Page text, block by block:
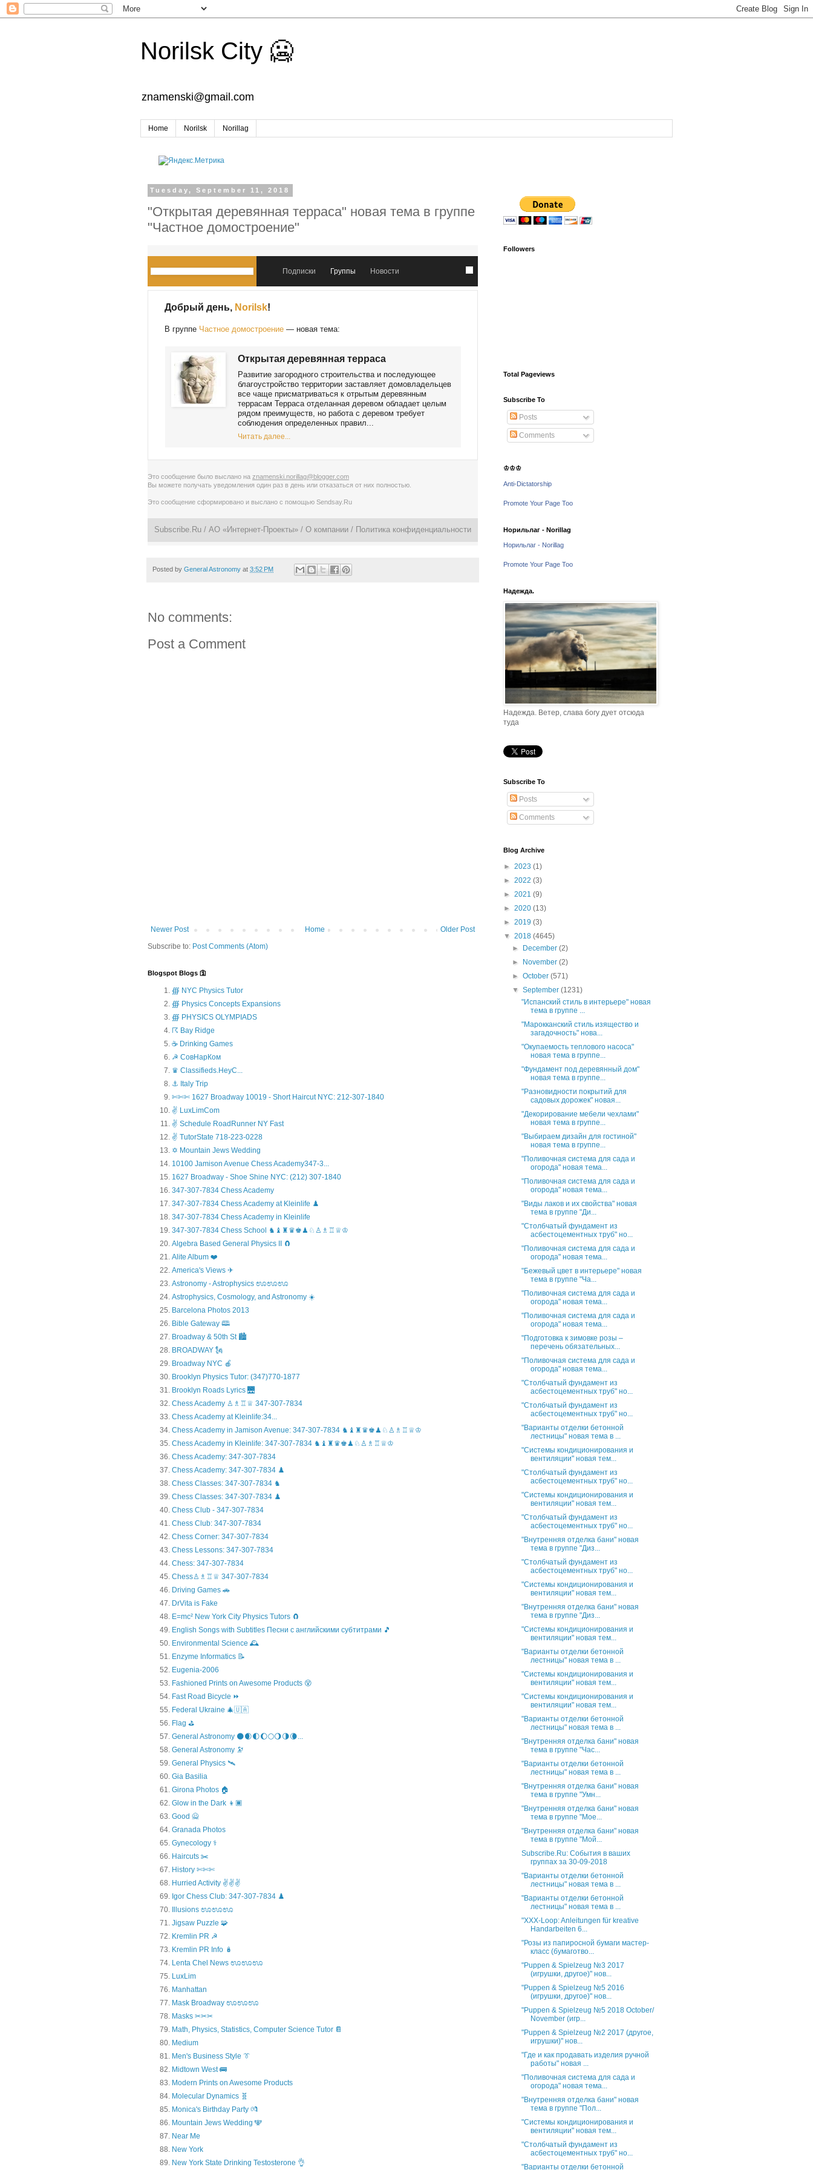
Norilsk City 🥶
znamenski@gmail.com
Home Norilsk Norillag
Tuesday, September 11, 2018
"Открытая деревянная терраса" новая тема в группе
"Частное домостроение"
Подписки Группы Новости
Добрый день, Norilsk!
В группе Частное домостроение — новая тема:
Открытая деревянная терраса
Развитие загородного строительства и последующее
благоустройство территории заставляет домовладельцев
все чаще присматриваться к отрытым деревянным
террасам Терраса отделанная деревом обладает целым
рядом преимуществ, но работа с деревом требует
соблюдения определенных правил...
Читать далее...
Это сообщение было выслано на znamenski.norillag@blogger.com
Вы можете получать уведомления один раз в день или отказаться от них полностью
Это сообщение сформировано и выслано с помощью Sendsay.Ru
Subscribe.Ru / АО «Интернет-Проекты» / О компании / Политика конфиденциальности
Posted by General Astronomy at 3:52 PM
No comments:
Post a Comment
Newer Post Older Post
Home
Subscribe to: Post Comments (Atom)
Blogspot Blogs 🛐
∰ NYC Physics Tutor
∰ Physics Concepts Expansions
∰ PHYSICS OLYMPIADS
☈ Bay Ridge
☕ Drinking Games
☭ СовНарКом
♛ Classifieds.HeyC...
⚓ Italy Trip
✄✄✄ 1627 Broadway 10019 - Short Haircut NYC: 212-307-1840
✌ LuxLimCom
✌ Schedule RoadRunner NY Fast
✌ TutorState 718-223-0228
✡ Mountain Jews Wedding
10100 Jamison Avenue Chess Academy347-3...
1627 Broadway - Shoe Shine NYC: (212) 307-1840
347-307-7834 Chess Academy
347-307-7834 Chess Academy at Kleinlife ♟️
347-307-7834 Chess Academy in Kleinlife
347-307-7834 Chess School ♞♝♜♛♚♟♘♙♗♖♕♔
Algebra Based General Physics II 🧲
Alite Album ❤️
America's Views ✈
Astronomy - Astrophysics ಊಊಊ
Astrophysics, Cosmology, and Astronomy ☀️
Barcelona Photos 2013
Bible Gateway 🕮
Broadway & 50th St 🏙️
BROADWAY 🗽
Broadway NYC 🍎
Brooklyn Physics Tutor: (347)770-1877
Brooklyn Roads Lyrics 🌉
Chess Academy ♙♗♖♕ 347-307-7834
Chess Academy at Kleinlife:34...
Chess Academy in Jamison Avenue: 347-307-7834 ♞♝♜♛♚♟♘♙♗♖♕♔
Chess Academy in Kleinlife: 347-307-7834 ♞♝♜♛♚♟♘♙♗♖♕♔
Chess Academy: 347-307-7834
Chess Academy: 347-307-7834 ♟️
Chess Classes: 347-307-7834 ♞
Chess Classes: 347-307-7834 ♟️
Chess Club - 347-307-7834
Chess Club: 347-307-7834
Chess Corner: 347-307-7834
Chess Lessons: 347-307-7834
Chess: 347-307-7834
Chess♙♗♖♕ 347-307-7834
Driving Games 🚗
DrVita is Fake
E=mc² New York City Physics Tutors 🧲
English Songs with Subtitles Песни с английскими субтитрами 🎵
Environmental Science 🕰️
Enzyme Informatics 📝
Eugenia-2006
Fashioned Prints on Awesome Products 😵
Fast Road Bicycle ⏩
Federal Ukraine 🎄🇺🇦
Flag ⛳
General Astronomy 🌑🌒🌓🌔🌕🌖🌗🌘...
General Astronomy 🔭
General Physics 🛰
Gia Basilia
Girona Photos 🏠
Glow in the Dark 👦🏿
Good 🙅
Granada Photos
Gynecology ⚕️
Haircuts ✂️
History ✄✄✄
Hurried Activity ✌✌✌
Igor Chess Club: 347-307-7834 ♟️
Illusions ಊಊಊ
Jigsaw Puzzle 🧩
Kremlin PR ☭
Kremlin PR Info 🪆
Lenta Chel News ಊಊಊ
LuxLim
Manhattan
Mask Broadway ಊಊಊ
Masks ✂✂✂
Math, Physics, Statistics, Computer Science Tutor 📔
Medium
Men's Business Style 👔
Midtown West 🚌
Modern Prints on Awesome Products
Molecular Dynamics 🧬
Monica's Birthday Party 💏
Mountain Jews Wedding 🕎
Near Me
New York
New York State Drinking Testosterone 👌
Followers
Total Pageviews
Subscribe To
Posts
Comments
♔♔♔
Anti-Dictatorship
Promote Your Page Too
Норильлаг - Norillag
Норильлаг - Norillag
Promote Your Page Too
Надежда.
Надежда. Ветер, слава богу дует отсюда
туда
Subscribe To
Posts
Comments
Blog Archive
► 2023 (1)
► 2022 (3)
► 2021 (9)
► 2020 (13)
► 2019 (3)
▼ 2018 (4645)
►
December(2)
►
November(2)
►October(571)
▼September(1231)
"Испанский стиль в интерьере" новая
тема в группе ...
"Марокканский стиль изящество и
загадочность" нова...
"Окупаемость теплового насоса"
новая тема в группе...
"Фундамент под деревянный дом"
новая тема в группе...
"Разновидности покрытий для
садовых дорожек" новая...
"Декорирование мебели чехлами"
новая тема в группе...
"Выбираем дизайн для гостиной"
новая тема в группе...
"Поливочная система для сада и
огорода" новая тема...
"Поливочная система для сада и
огорода" новая тема...
"Виды лаков и их свойства" новая
тема в группе "Ди...
"Столбчатый фундамент из
асбестоцементных труб" но...
"Поливочная система для сада и
огорода" новая тема...
"Бежевый цвет в интерьере" новая
тема в группе "Ча...
"Поливочная система для сада и
огорода" новая тема...
"Поливочная система для сада и
огорода" новая тема...
"Подготовка к зимовке розы –
перечень обязательных...
"Поливочная система для сада и
огорода" новая тема...
"Столбчатый фундамент из
асбестоцементных труб" но...
"Столбчатый фундамент из
асбестоцементных труб" но...
"Варианты отделки бетонной
лестницы" новая тема в ...
"Системы кондиционирования и
вентиляции" новая тем...
"Столбчатый фундамент из
асбестоцементных труб" но...
"Системы кондиционирования и
вентиляции" новая тем...
"Столбчатый фундамент из
асбестоцементных труб" но...
"Внутренняя отделка бани" новая
тема в группе "Диз...
"Столбчатый фундамент из
асбестоцементных труб" но...
"Системы кондиционирования и
вентиляции" новая тем...
"Внутренняя отделка бани" новая
тема в группе "Диз...
"Системы кондиционирования и
вентиляции" новая тем...
"Варианты отделки бетонной
лестницы" новая тема в ...
"Системы кондиционирования и
вентиляции" новая тем...
"Системы кондиционирования и
вентиляции" новая тем...
"Варианты отделки бетонной
лестницы" новая тема в ...
"Внутренняя отделка бани" новая
тема в группе "Час...
"Варианты отделки бетонной
лестницы" новая тема в ...
"Внутренняя отделка бани" новая
тема в группе "Умн...
"Внутренняя отделка бани" новая
тема в группе "Мое...
"Внутренняя отделка бани" новая
тема в группе "Мой...
Subscribe.Ru: События в ваших
группах за 30-09-2018
"Варианты отделки бетонной
лестницы" новая тема в ...
"Варианты отделки бетонной
лестницы" новая тема в ...
"XXX-Loop: Anleitungen für kreative
Handarbeiten 6...
"Розы из папиросной бумаги мастер-
класс (бумаготво...
"Puppen & Spielzeug №3 2017
(игрушки, другое)" нов...
"Puppen & Spielzeug №5 2016
(игрушки, другое)" нов...
"Puppen & Spielzeug №5 2018 October/
November (игр...
"Puppen & Spielzeug №2 2017 (другое,
игрушки)" нов...
"Где и как продавать изделия ручной
работы" новая ...
"Поливочная система для сада и
огорода" новая тема...
"Внутренняя отделка бани" новая
тема в группе "Пол...
"Системы кондиционирования и
вентиляции" новая тем...
"Столбчатый фундамент из
асбестоцементных труб" но...
"Варианты отделки бетонной